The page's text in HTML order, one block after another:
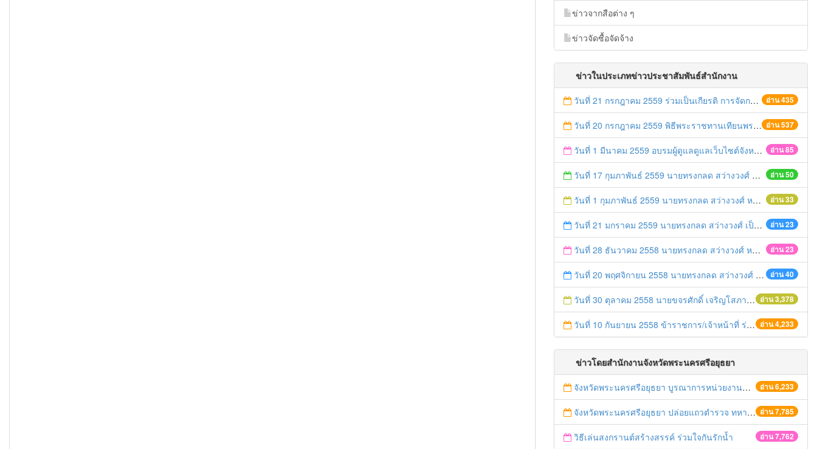
ข่าวจากสือต่าง ๆ
ข่าวจัดซื้อจัดจ้าง
ข่าวในประเภทข่าวประชาสัมพันธ์สำนักงาน
อ่าน 435
วันที่ 21 กรกฎาคม 2559 ร่วมเป็นเกียรติ การจัดการประกวดของฝากประจำจังหวัดจากข้าวไรซ์เบอร์รี่
อ่าน 537
วันที่ 20 กรกฎาคม 2559 พิธีพระราชทานเทียนพรรษา พุทธศักราช 2559
อ่าน 85
วันที่ 1 มีนาคม 2559 อบรมผู้ดูแลดูแลเว็บไซต์จังหวัดพระนครศรีอยุธยา (admin)
อ่าน 50
วันที่ 17 กุมภาพันธ์ 2559 นายทรงกลด สว่างวงศ์ นำทีมข้าราชการร่วมพบปะหารือ "สภากาแฟ"
อ่าน 33
วันที่ 1 กุมภาพันธ์ 2559 นายทรงกลด สว่างวงศ์ หน.สนจ. นำทีมข้าราชการ/เจ้าหน้าที่/ ลูกจ้างสำนักงานจังหวัด ร่วมแสดงความยินดีเนื่องในโอกาสวันคล้ายวันเกิด นายประยูร รัตนเสนีย์
อ่าน 23
วันที่ 21 มกราคม 2559 นายทรงกลด สว่างวงศ์ เป็นประธานในการประชุมจัดทำแผนพัฒนาคุณภาพการให้บริการสำนักงานจังหวัดพระนครศรีอยุธยา
อ่าน 23
วันที่ 28 ธันวาคม 2558 นายทรงกลด สว่างวงศ์ หน.สนจ. เปิดการประชุมซักซ้อมแนวทางการใช้งานระบบสารบรรณอิเล็กทรอนิกส์ในการออกเลขที่หนังสืออัตโนมัติ
อ่าน 40
วันที่ 20 พฤศจิกายน 2558 นายทรงกลด สว่างวงศ์ หน.สนจ. นำข้าราชการ เจ้าหน้าที่ ลูกจ้างสำนักงานจังหวัดพระนครศรีอยุธยาร่วมกิจกรรม Big Cleaning Day
อ่าน 3,378
วันที่ 30 ตุลาคม 2558 นายขจรศักดิ์ เจริญโสภา รองผวจฯ เป็นประธานการประชุมสำนักงานจังหวัด
อ่าน 4,233
วันที่ 10 กันยายน 2558 ข้าราชการ/เจ้าหน้าที่ ร่วมแสดงความยินดี ผู้ว่าฯ
ข่าวโดยสำนักงานจังหวัดพระนครศรีอยุธยา
อ่าน 6,233
จังหวัดพระนครศรีอยุธยา บูรณาการหน่วยงานที่เกี่ยวข้อง ลงพื้นที่จัดระเบียบและดำเนินมาตรการตามบทลงโทษสูงสุดกับผู้ประกอบการร้านค้าที่ยังฝ่าฝืนตั้งร้านค้ารุกล้ำเขตพื้นที่ทางหลวง เตรียมความปลอดภัยก่อนเทศกาลสงกรานต์
อ่าน 7,785
จังหวัดพระนครศรีอยุธยา ปล่อยแถวตำรวจ ทหาร ฝ่ายปกครอง กว่า 100 นาย ตรวจเข้มท่ารถสาธารณะ สถานีขนส่งรถโดยสาร วินรถตู้ และสถานีรถไฟ เตรียมรับมือเทศกาลสงกรานต์
อ่าน 7,762
วิธีเล่นสงกรานต์สร้างสรรค์ ร่วมใจกันรักน้ำ